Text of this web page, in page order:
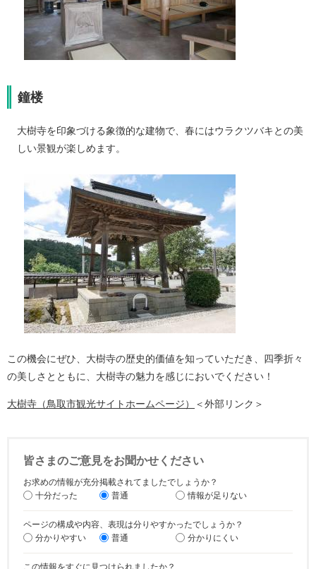
鐘楼
大樹寺を印象づける象徴的な建物で、春にはウラクツバキとの美
しい景観が楽しめます。​
この機会にぜひ、大樹寺の歴史的価値を知っていただき、四季折々
の美しさとともに、大樹寺の魅力を感じにおいでください！
大樹寺（鳥取市観光サイトホームページ） ＜外部リンク＞
皆さまのご意見をお聞かせください
お求めの情報が充分掲載されてましたでしょうか？
十分だった
普通 情報が足りない
ページの構成や内容、表現は分りやすかったでしょうか？
分かりやすい
普通 分かりにくい